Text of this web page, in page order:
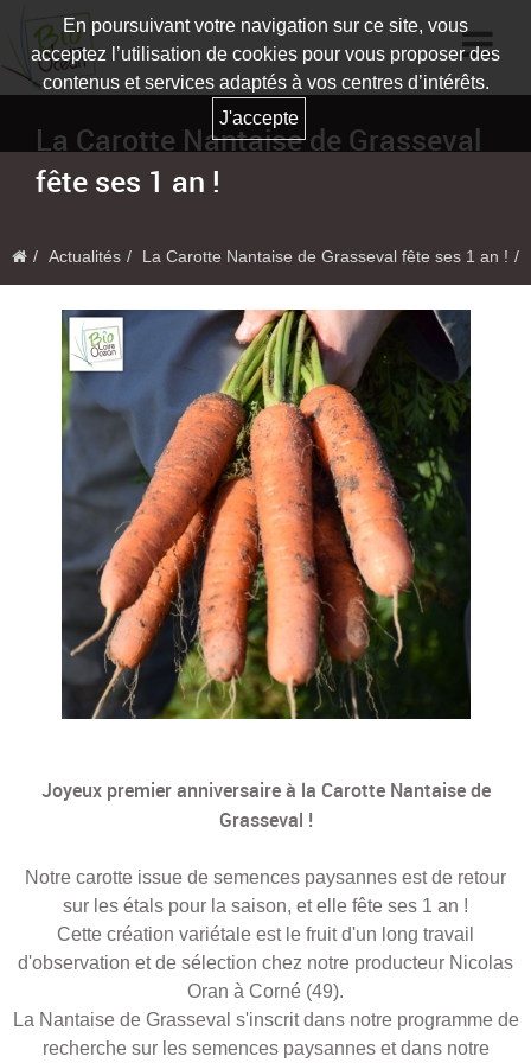
La Carotte Nantaise de Grasseval
fête ses 1 an !
Actualités La Carotte Nantaise de Grasseval fête ses 1 an !
Joyeux premier anniversaire à la Carotte Nantaise de
Grasseval !
Notre carotte issue de semences paysannes est de retour
sur les étals pour la saison, et elle fête ses 1 an !
Cette création variétale est le fruit d'un long travail
d'observation et de sélection chez notre producteur Nicolas
Oran à Corné (49).
La Nantaise de Grasseval s'inscrit dans notre programme de
recherche sur les semences paysannes et dans notre
En poursuivant votre navigation sur ce site, vous
acceptez l’utilisation de cookies pour vous proposer des
contenus et services adaptés à vos centres d’intérêts.
J'accepte